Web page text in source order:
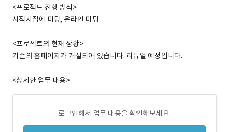
<프로젝트 진행 방식>
시작시점에 미팅, 온라인 미팅
<프로젝트의 현재 상황>
기존의 홈페이지가 개설되어 있습니다. 리뉴얼 예정입니다.
<상세한 업무 내용>
로그인해서 업무 내용을 확인해보세요.